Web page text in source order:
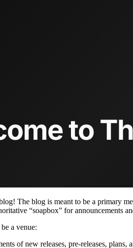
The blog is meant to be a primary
“soapbox” for announcements
a venue:
of new releases, pre-releases,